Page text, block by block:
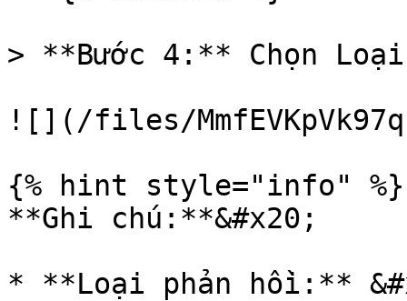
> **Bước 4:** Chọn
![](/files/
{% hint style="info" %}
**Ghi chú:**&#x20;
* **Loại phản hồi:**